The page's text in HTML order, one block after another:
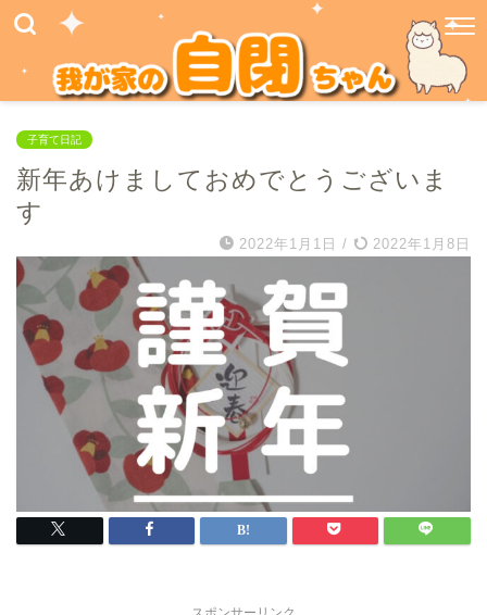
子育て日記
新年あけましておめでとうございま
す
2022年1月1日 / 2022年1月8日